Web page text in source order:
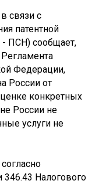
связи с
патентной
- ПСН) сообщает,
Федерации,
России от
конкретных
России не
услуги не
346.43 Налогового